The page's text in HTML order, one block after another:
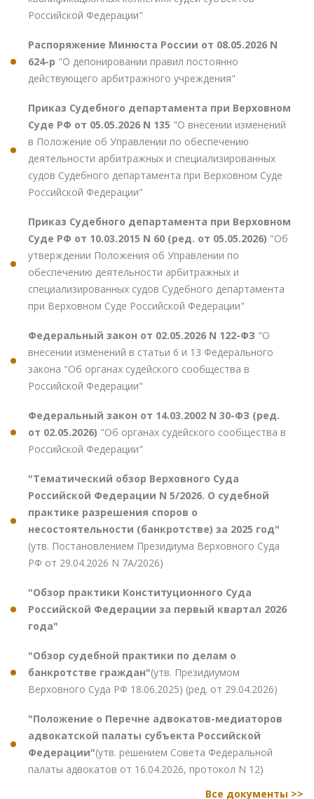
Российской Федерации"
Распоряжение Минюста России от 08.05.2026 N
624-р "О депонировании правил постоянно
действующего арбитражного учреждения"
Приказ Судебного департамента при Верховном
Суде РФ от 05.05.2026 N 135 "О внесении изменений
в Положение об Управлении по обеспечению
деятельности арбитражных и специализированных
судов Судебного департамента при Верховном Суде
Российской Федерации"
Приказ Судебного департамента при Верховном
Суде РФ от 10.03.2015 N 60 (ред. от 05.05.2026) "Об
утверждении Положения об Управлении по
обеспечению деятельности арбитражных и
специализированных судов Судебного департамента
при Верховном Суде Российской Федерации"
Федеральный закон от 02.05.2026 N 122-ФЗ "О
внесении изменений в статьи 6 и 13 Федерального
закона "Об органах судейского сообщества в
Российской Федерации"
Федеральный закон от 14.03.2002 N 30-ФЗ (ред.
от 02.05.2026) "Об органах судейского сообщества в
Российской Федерации"
"Тематический обзор Верховного Суда
Российской Федерации N 5/2026. О судебной
практике разрешения споров о
несостоятельности (банкротстве) за 2025 год"
(утв. Постановлением Президиума Верховного Суда
РФ от 29.04.2026 N 7А/2026)
"Обзор практики Конституционного Суда
Российской Федерации за первый квартал 2026
года"
"Обзор судебной практики по делам о
банкротстве граждан"(утв. Президиумом
Верховного Суда РФ 18.06.2025) (ред. от 29.04.2026)
"Положение о Перечне адвокатов-медиаторов
адвокатской палаты субъекта Российской
Федерации"(утв. решением Совета Федеральной
палаты адвокатов от 16.04.2026, протокол N 12)
Все документы >>